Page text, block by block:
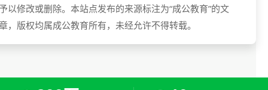
以修改或删除。本站点发布的来源标注为“成公教育”的文
，版权均属成公教育所有，未经允许不得转载。